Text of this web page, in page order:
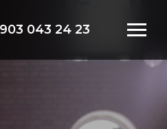
043 24 23